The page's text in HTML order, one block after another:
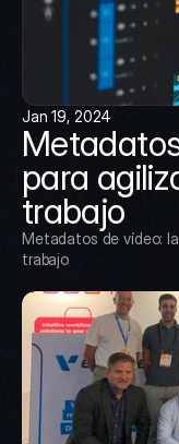
Jan 19, 2024
para
trabajo
Metadatos de vídeo:
trabajo